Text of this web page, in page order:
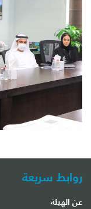
روابط سريعة
عن الهيئة